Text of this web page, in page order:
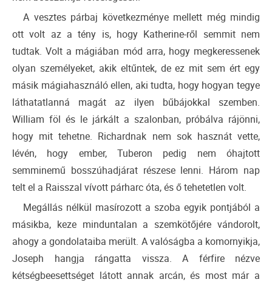
A vesztes párbaj következménye mellett még mindig
ott volt az a tény is, hogy Katherine-ről semmit nem
tudtak. Volt a mágiában mód arra, hogy megkeressenek
olyan személyeket, akik eltűntek, de ez mit sem ért egy
másik mágiahasználó ellen, aki tudta, hogy hogyan tegye
láthatatlanná magát az ilyen bűbájokkal szemben.
William föl és le járkált a szalonban, próbálva rájönni,
hogy mit tehetne. Richardnak nem sok hasznát vette,
lévén, hogy ember, Tuberon pedig nem óhajtott
semminemű bosszúhadjárat részese lenni. Három nap
telt el a Raisszal vívott párharc óta, és ő tehetetlen volt.
Megállás nélkül masírozott a szoba egyik pontjából a
másikba, keze minduntalan a szemkötőjére vándorolt,
ahogy a gondolataiba merült. A valóságba a komornyikja,
Joseph hangja rángatta vissza. A férfire nézve
kétségbeesettséget látott annak arcán, és most már a